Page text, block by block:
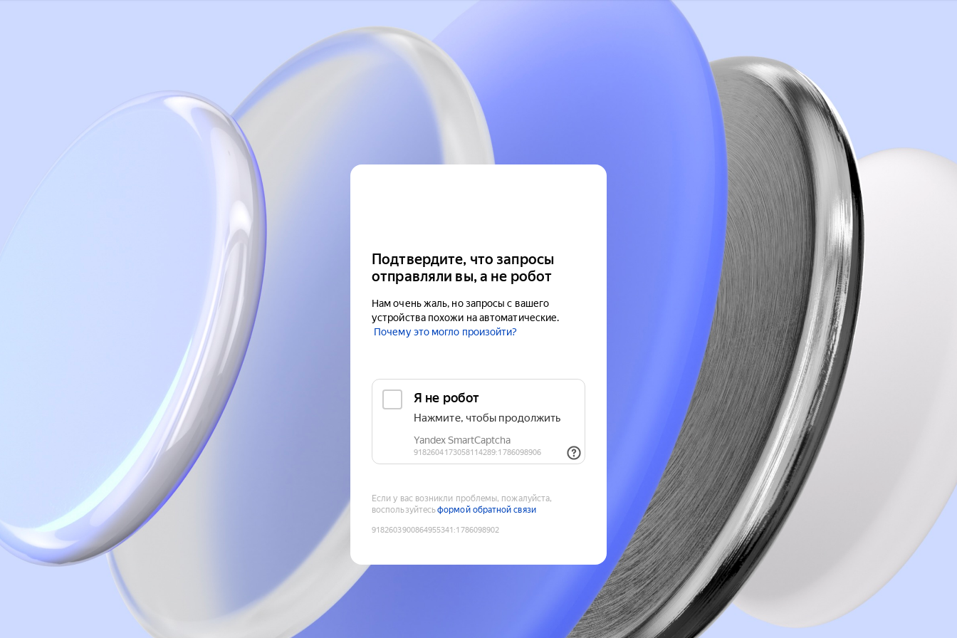
Подтвердите, что запросы
отправляли вы, а не робот
Нам очень жаль, но запросы с вашего
устройства похожи на автоматические.
Почему это могло произойти?
Если у вас возникли проблемы, пожалуйста,
воспользуйтесьформой обратной связи
9182603900864955341 :1786098902